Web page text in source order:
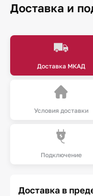
Доставка и
Доставка МКАД
Условия доставки
Подключение
Доставка в